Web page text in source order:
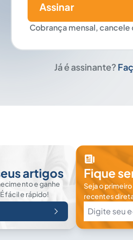
Cobrança mensal, cancele
Assinar
Já é assinante?
artigos
e ganhe
fácil e rápido!
Fique
Seja o
recentes